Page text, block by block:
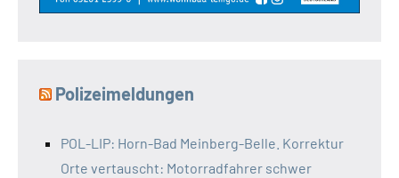
Polizeimeldungen
POL-LIP: Horn-Bad Meinberg-Belle. Korrektur
Orte vertauscht: Motorradfahrer schwer